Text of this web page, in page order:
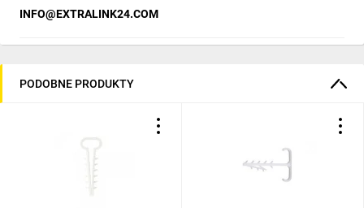
INFO@EXTRALINK24.COM
PODOBNE PRODUKTY